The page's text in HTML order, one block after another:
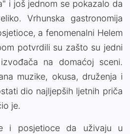
i još jednom se pokazalo da
Vrhunska gastronomija
a fenomenalni Helem
potvrdili su zašto su jedni
na domaćoj sceni.
muzike, okusa, druženja i
dio najljepših ljetnih priča
je.
i posjetioce da uživaju u